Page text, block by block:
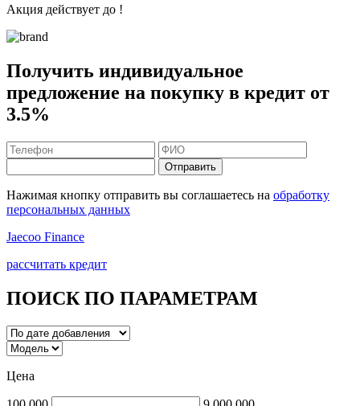
Акция действует до !
Получить индивидуальное
предложение на покупку в кредит от
3.5%
Отправить
Нажимая кнопку отправить вы соглашаетесь на обработку
персональных данных
Jaecoo Finance
рассчитать кредит
ПОИСК ПО ПАРАМЕТРАМ
Цена